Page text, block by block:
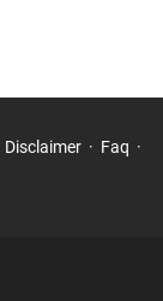
Disclaimer Faq